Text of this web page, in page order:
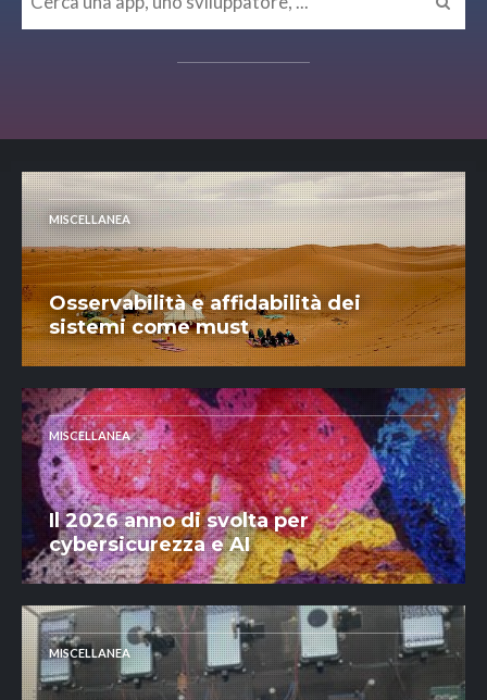
MISCELLANEA
Osservabilità e affidabilità dei
sistemi come must
MISCELLANEA
Il 2026 anno di svolta per
cybersicurezza e AI
MISCELLANEA